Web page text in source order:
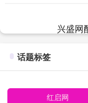
兴盛网
话题标签
红启网